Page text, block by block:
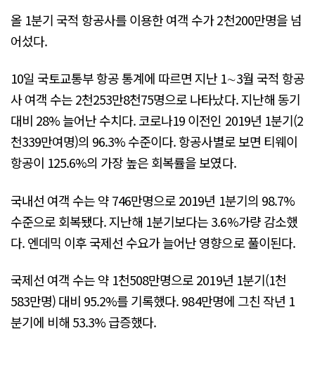
올 1분기 국적 항공사를 이용한 여객 수가 2천200만명을 넘
어섰다.
10일 국토교통부 항공 통계에 따르면 지난 1∼3월 국적 항공
사 여객 수는 2천253만8천75명으로 나타났다. 지난해 동기
대비 28% 늘어난 수치다. 코로나19 이전인 2019년 1분기(2
천339만여명)의 96.3% 수준이다. 항공사별로 보면 티웨이
항공이 125.6%의 가장 높은 회복률을 보였다.
국내선 여객 수는 약 746만명으로 2019년 1분기의 98.7%
수준으로 회복됐다. 지난해 1분기보다는 3.6%가량 감소했
다. 엔데믹 이후 국제선 수요가 늘어난 영향으로 풀이된다.
국제선 여객 수는 약 1천508만명으로 2019년 1분기(1천
583만명) 대비 95.2%를 기록했다. 984만명에 그친 작년 1
분기에 비해 53.3% 급증했다.